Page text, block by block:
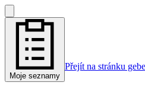
Moje seznamy
Přejít na stránku